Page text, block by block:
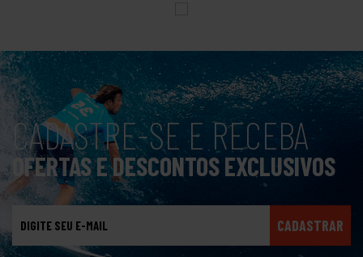
CADASTRE-SE E RECEBA
OFERTAS E DESCONTOS EXCLUSIVOS
CADASTRAR